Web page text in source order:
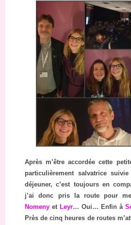
Après m’être accordée cette
particulièrement salvatrice
déjeuner, c’est toujours en
j’ai donc pris la route pour
Nomeny et Leyr… Oui… Enfin à
Près de cinq heures de routes